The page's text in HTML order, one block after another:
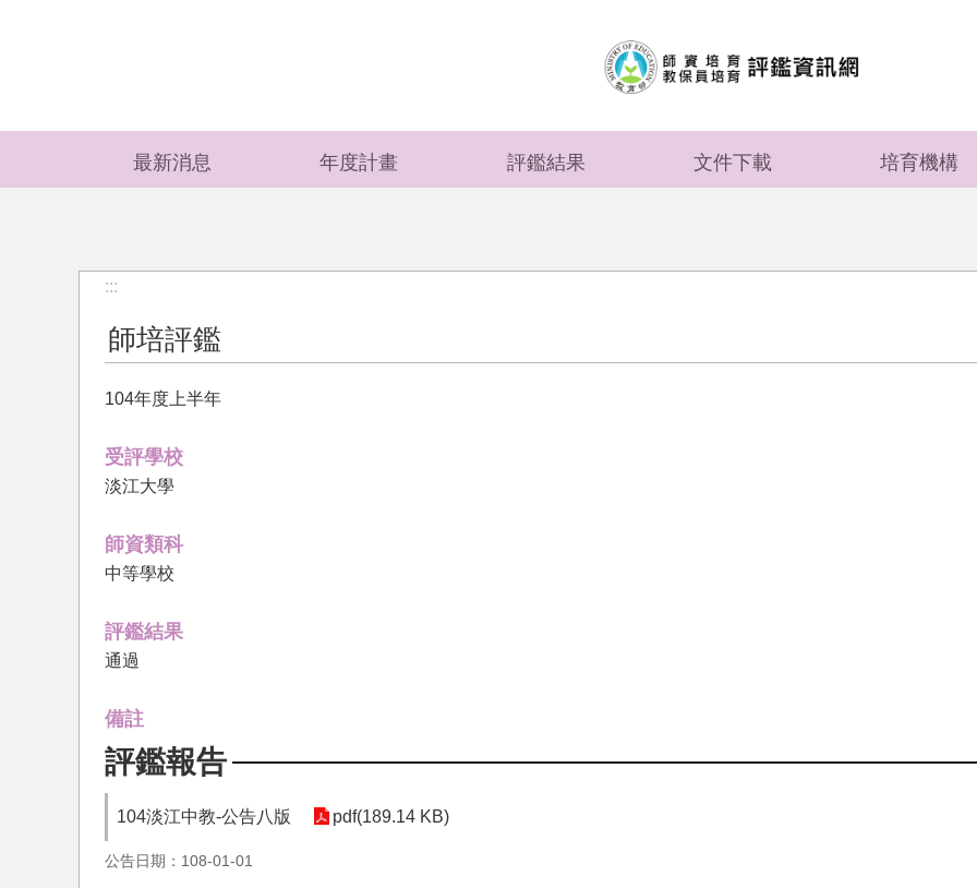
最新消息 年度計畫 評鑑結果 文件下載 培育機構
:::
師培評鑑
104年度上半年
受評學校
淡江大學
師資類科
中等學校
評鑑結果
通過
備註
評鑑報告
104淡江中教-公告八版 pdf(189.14 KB)
公告日期：108-01-01